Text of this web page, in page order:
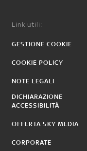
Link utili:
GESTIONE COOKIE
COOKIE POLICY
NOTE LEGALI
DICHIARAZIONE
ACCESSIBILITÀ
OFFERTA SKY MEDIA
CORPORATE